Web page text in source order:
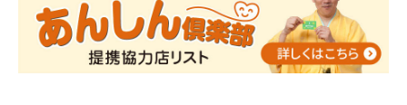
ス®上鶴間 エンディングノートを書いてみよう！
2023/11/29 永田屋創業110周年記念式典 レンブラ
ントホテル東京町田